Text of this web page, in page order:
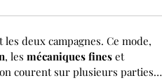
deux campagnes. Ce mode,
, les mécaniques fines et
courent sur plusieurs parties…